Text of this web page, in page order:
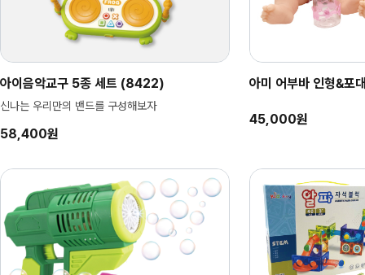
아이음악교구 5종 세트 (8422)
신나는 우리만의 밴드를 구성해보자
58,400원
아미 어부바 인형&포
45,000원